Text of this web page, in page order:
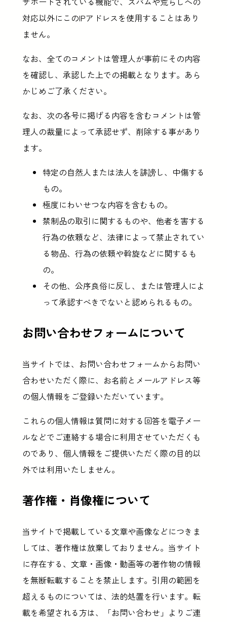
対応以外にこのIPアドレスを使用することはあり
ません。
なお、全てのコメントは管理人が事前にその内容
を確認し、承認した上での掲載となります。あら
かじめご了承ください。
なお、次の各号に掲げる内容を含むコメントは管
理人の裁量によって承認せず、削除する事があり
ます。
特定の自然人または法人を誹謗し、中傷する
もの。
極度にわいせつな内容を含むもの。
禁制品の取引に関するものや、他者を害する
行為の依頼など、法律によって禁止されてい
る物品、行為の依頼や斡旋などに関するも
の。
その他、公序良俗に反し、または管理人によ
って承認すべきでないと認められるもの。
お問い合わせフォームについて
当サイトでは、お問い合わせフォームからお問い
合わせいただく際に、お名前とメールアドレス等
の個人情報をご登録いただいています。
これらの個人情報は質問に対する回答を電子メー
ルなどでご連絡する場合に利用させていただくも
のであり、個人情報をご提供いただく際の目的以
外では利用いたしません。
著作権・肖像権について
当サイトで掲載している文章や画像などにつきま
しては、著作権は放棄しておりません。当サイト
に存在する、文章・画像・動画等の著作物の情報
を無断転載することを禁止します。引用の範囲を
超えるものについては、法的処置を行います。転
載を希望される方は、「お問い合わせ」よりご連